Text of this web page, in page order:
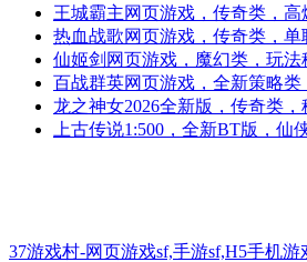
王城霸主网页游戏，传奇类，高
热血战歌网页游戏，传奇类，
仙姬剑 网页游戏，魔幻类，玩法
百战群英网页游戏，全新策略类
龙之神女2026全新版，传奇类
上古传说1:500，全新BT版，仙
37游戏村-网页游戏sf,手游sf,H5手机